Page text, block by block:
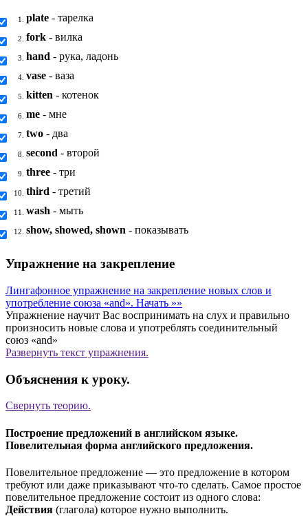
1. plate - тарелка
2. fork - вилка
3. hand - рука, ладонь
4. vase - ваза
5. kitten - котенок
6. me - мне
7. two - два
8. second - второй
9. three - три
10. third - третий
11. wash - мыть
12. show, showed, shown - показывать
Упражнение на закрепление
Лингафонное упражнение на закрепление новых слов и
употребление союза «and». Начать »»
Упражнение научит Вас воспринимать на слух и правильно
произносить новые слова и употреблять соединительный
союз «and»
Развернуть текст упражнения.
Объяснения к уроку.
Свернуть теорию.
Построение предложений в английском языке.
Повелительная форма английского предложения.
Повелительное предложение — это предложение в котором
требуют или даже приказывают что-то сделать. Самое простое
повелительное предложение состоит из одного слова:
Действия (глагола) которое нужно выполнить.